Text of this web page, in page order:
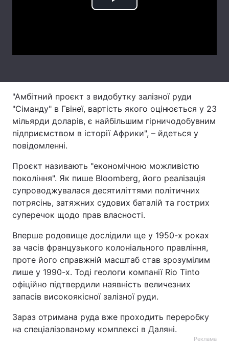
Тема оформлення
Play
"Амбітний проєкт з видобутку залізної руди
"Сіманду" в Гвінеї, вартість якого оцінюється у 23
мільярди доларів, є найбільшим гірничодобувним
підприємством в історії Африки", – йдеться у
повідомленні.
Проєкт називають "економічною можливістю
покоління". Як пише Bloomberg, його реалізація
супроводжувалася десятиліттями політичних
потрясінь, затяжних судових баталій та гострих
суперечок щодо прав власності.
Вперше родовище дослідили ще у 1950-х роках
за часів французького колоніального правління,
проте його справжній масштаб став зрозумілим
лише у 1990-х. Тоді геологи компанії Rio Tinto
офіційно підтвердили наявність величезних
запасів високоякісної залізної руди.
Зараз отримана руда вже проходить переробку
на спеціалізованому комплексі в Даляні.
Реклама